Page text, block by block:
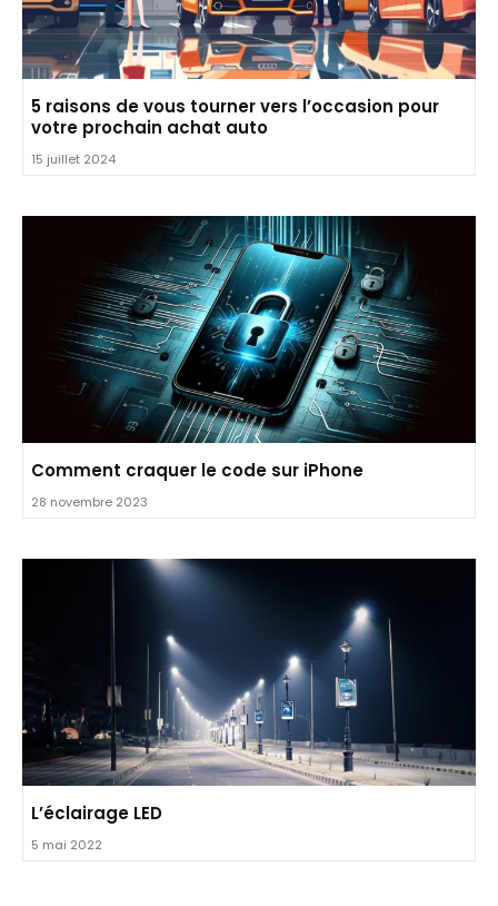
5 raisons de vous tourner vers l’occasion pour
votre prochain achat auto
15 juillet 2024
Comment craquer le code sur iPhone
28 novembre 2023
L’éclairage LED
5 mai 2022